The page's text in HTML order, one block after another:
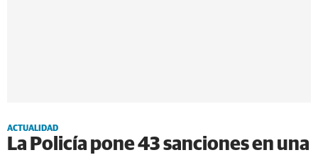
ACTUALIDAD
La Policía pone 43 sanciones en una